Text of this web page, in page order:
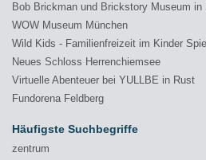
Bob Brickman und Brickstory Museum in
WOW Museum München
Wild Kids - Familienfreizeit im Kinder
Neues Schloss Herrenchiemsee
Virtuelle Abenteuer bei YULLBE in Rust
Fundorena Feldberg
Häufigste Suchbegriffe
zentrum